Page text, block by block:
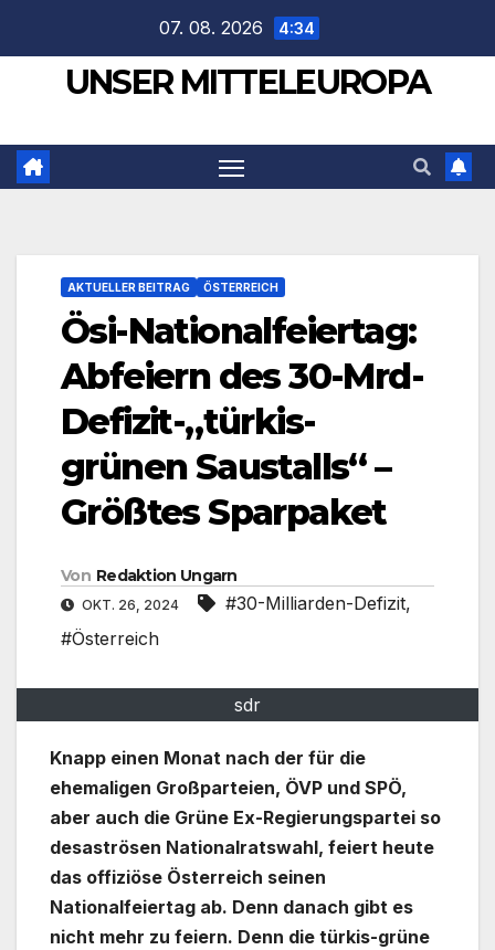
springen
07. 08. 2026 4:34
UNSER MITTELEUROPA
AKTUELLER BEITRAG ÖSTERREICH
Ösi-Nationalfeiertag:
Abfeiern des 30-Mrd-
Defizit-„türkis-
grünen Saustalls“ –
Größtes Sparpaket
Von Redaktion Ungarn
OKT. 26, 2024 #30-Milliarden-Defizit,
#Österreich
sdr
Knapp einen Monat nach der für die
ehemaligen Großparteien, ÖVP und SPÖ,
aber auch die Grüne Ex-Regierungspartei so
desaströsen Nationalratswahl, feiert heute
das offiziöse Österreich seinen
Nationalfeiertag ab. Denn danach gibt es
nicht mehr zu feiern. Denn die türkis-grüne